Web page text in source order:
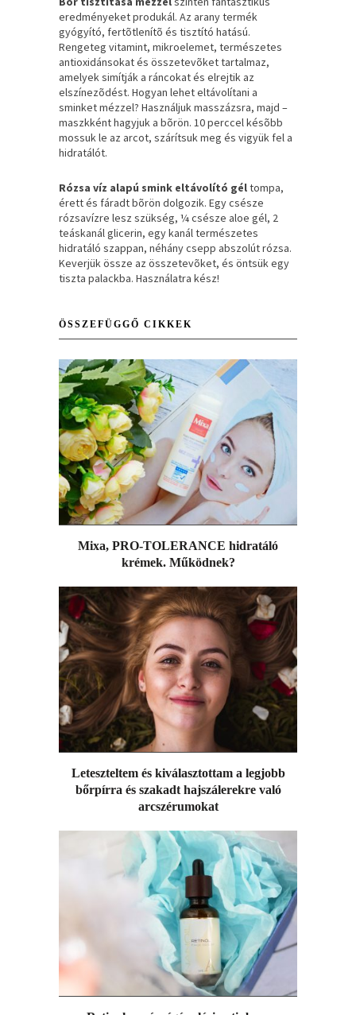
eredményeket produkál. Az arany termék
gyógyító, fertõtlenítõ és tisztító hatású.
Rengeteg vitamint, mikroelemet, természetes
antioxidánsokat és összetevõket tartalmaz,
amelyek simítják a ráncokat és elrejtik az
elszínezõdést. Hogyan lehet eltávolítani a
sminket mézzel? Használjuk masszázsra, majd –
maszkként hagyjuk a bõrön. 10 perccel késõbb
mossuk le az arcot, szárítsuk meg és vigyük fel a
hidratálót.
Rózsa víz alapú smink eltávolító géltompa,
érett és fáradt bõrön dolgozik. Egy csésze
rózsavízre lesz szükség, ¼ csésze aloe gél, 2
teáskanál glicerin, egy kanál természetes
hidratáló szappan, néhány csepp abszolút rózsa.
Keverjük össze az összetevõket, és öntsük egy
tiszta palackba. Használatra kész!
ÖSSZEFÜGGŐ CIKKEK
Mixa, PRO-TOLERANCE hidratáló
krémek. Működnek?
Leteszteltem és kiválasztottam a legjobb
bőrpírra és szakadt hajszálerekre való
arcszérumokat